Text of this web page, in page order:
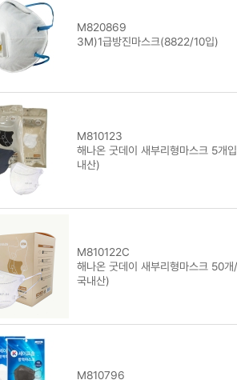
M820869
3M)1급방진마스크(8822/10입)
M810123
해나온 굿데이 새부리형마스크 5
내산)
M810122C
해나온 굿데이 새부리형마스크 50
국내산)
M810796